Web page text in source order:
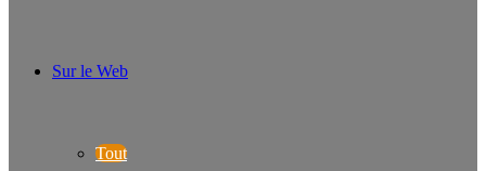
Sur le Web
Tout